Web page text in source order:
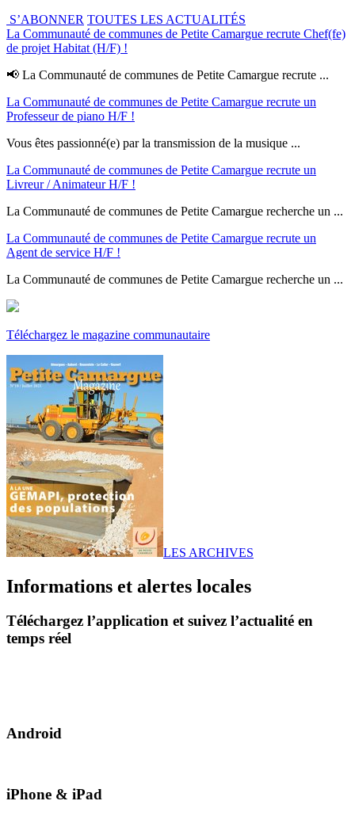
S’ABONNER TOUTES LES ACTUALITÉS
La Communauté de communes de Petite Camargue recrute Chef(fe)
de projet Habitat (H/F) !
📢 La Communauté de communes de Petite Camargue recrute ...
La Communauté de communes de Petite Camargue recrute un
Professeur de piano H/F !
Vous êtes passionné(e) par la transmission de la musique ...
La Communauté de communes de Petite Camargue recrute un
Livreur / Animateur H/F !
La Communauté de communes de Petite Camargue recherche un ...
La Communauté de communes de Petite Camargue recrute un
Agent de service H/F !
La Communauté de communes de Petite Camargue recherche un ...
Téléchargez le magazine communautaire
LES ARCHIVES
Informations et alertes locales
Téléchargez l’application et suivez l’actualité en
temps réel
Android
iPhone & iPad